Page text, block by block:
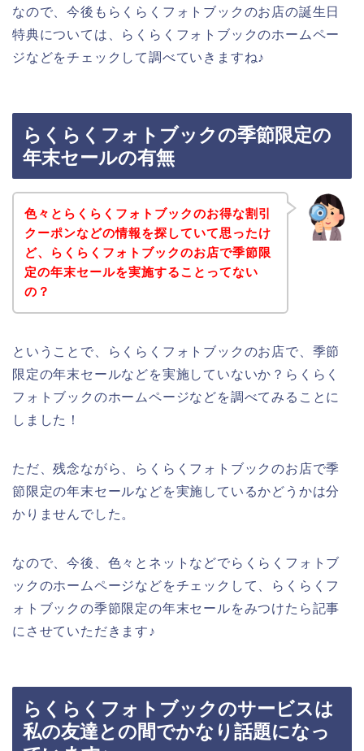
なので、今後もらくらくフォトブックのお店の誕生日
特典については、らくらくフォトブックのホームペー
ジなどをチェックして調べていきますね♪
らくらくフォトブックの季節限定の
年末セールの有無
色々とらくらくフォトブックのお得な割引
クーポンなどの情報を探していて思ったけ
ど、らくらくフォトブックのお店で季節限
定の年末セールを実施することってない
の？
ということで、らくらくフォトブックのお店で、季節
限定の年末セールなどを実施していないか？らくらく
フォトブックのホームページなどを調べてみることに
しました！
ただ、残念ながら、らくらくフォトブックのお店で季
節限定の年末セールなどを実施しているかどうかは分
かりませんでした。
なので、今後、色々とネットなどでらくらくフォトブ
ックのホームページなどをチェックして、らくらくフ
ォトブックの季節限定の年末セールをみつけたら記事
にさせていただきます♪
らくらくフォトブックのサービスは
私の友達との間でかなり話題になっ